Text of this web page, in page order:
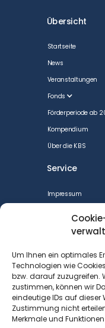
Um Ihnen ein optimales
Technologien wie
bzw. darauf zuzugreifen.
zustimmen, können wir
eindeutige IDs auf dieser
Zustimmung nicht
Merkmale und
Übersicht
Startseite
News
Veranstaltungen
Fonds
Förderperiode ab
Kompendium
Über die KBS
Service
Impressum
Barrierefreiheit
Kontakt
Kontakt
DGB Bezirk Berlin-